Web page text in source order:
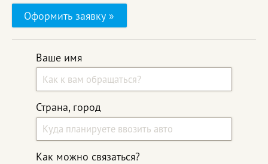
Ваше имя
Страна, город
Как можно связаться?
Оформить заявку »